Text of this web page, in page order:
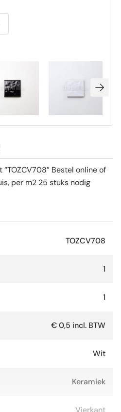
Bestel online of
per m2 25 stuks nodig
TOZCV708
1
1
€ 0,5 incl. BTW
Wit
Keramiek
Vierkant